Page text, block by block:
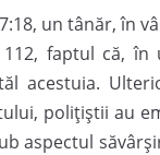
un tânăr, în
faptul că,
acestuia.
polițiștii au
aspectul